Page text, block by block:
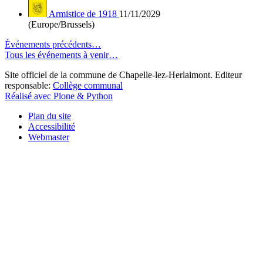
Armistice de 1918 11/11/2029
(Europe/Brussels)
Événements précédents…
Tous les événements à venir…
Site officiel de la commune de Chapelle-lez-Herlaimont. Editeur
responsable: Collège communal
Réalisé avec Plone & Python
Plan du site
Accessibilité
Webmaster